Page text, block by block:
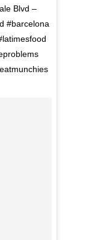
Blvd –
#barcelona